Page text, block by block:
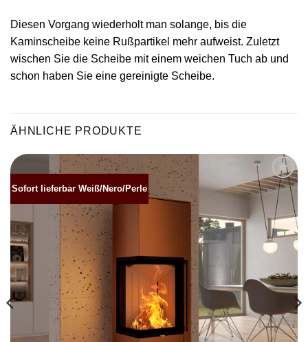
Diesen Vorgang wiederholt man solange, bis die
Kaminscheibe keine Rußpartikel mehr aufweist. Zuletzt
wischen Sie die Scheibe mit einem weichen Tuch ab und
schon haben Sie eine gereinigte Scheibe.
ÄHNLICHE PRODUKTE
Sofort lieferbar Weiß/Nero/Perle
Produkt
merken